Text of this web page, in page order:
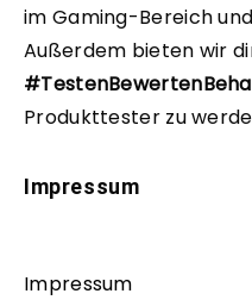
im Gaming-Bereich
Außerdem bieten wir
Produkttester zu
Impressum
Impressum